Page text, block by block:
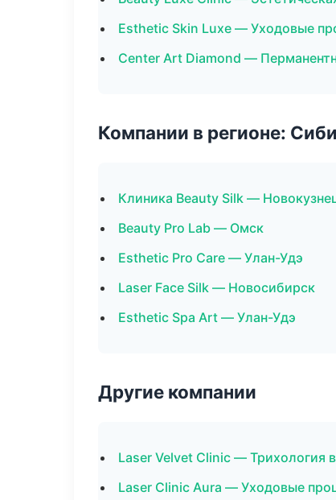
Esthetic Skin Luxe — Уходовые
Center Art Diamond —
Компании в регионе:
Клиника Beauty Silk —
Beauty Pro Lab — Омск
Esthetic Pro Care — Улан-Удэ
Laser Face Silk — Новосибирск
Esthetic Spa Art — Улан-Удэ
Другие компании
Laser Velvet Clinic — Трихология
Laser Clinic Aura — Уходовые